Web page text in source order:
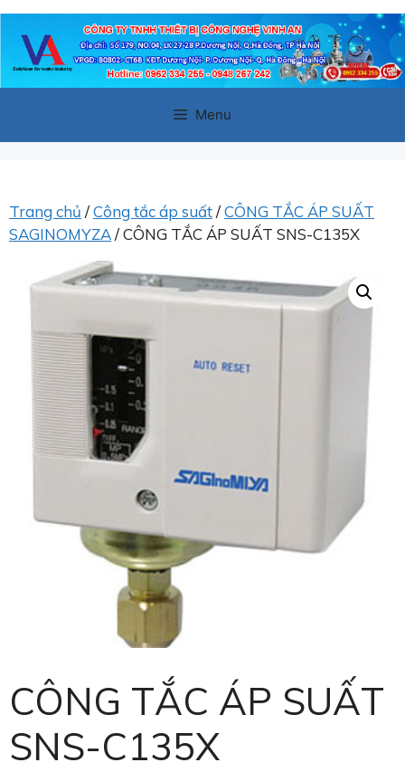
Chuyển
đến
Menu
Trang chủ /Công tắc áp suất/CÔNG TẮC ÁP SUẤT
SAGINOMYZA/ CÔNG TẮC ÁP SUẤT SNS-C135X
CÔNG TẮC ÁP SUẤT
SNS-C135X